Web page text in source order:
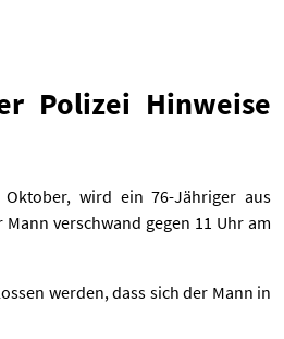
Polizei Hinweise
wird ein 76-Jähriger aus
verschwand gegen 11 Uhr am
werden, dass sich der Mann in